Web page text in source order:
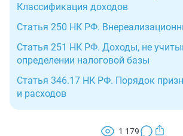
Классификация доходов
Статья 250 НК РФ.
Статья 251 НК РФ. Доходы, не
определении налоговой базы
Статья 346.17 НК РФ. Порядок
и расходов
1 179